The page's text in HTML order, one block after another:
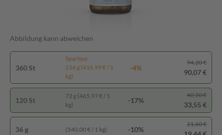
Abbildung kann abweichen
360 St
Spartipp
216 g (416,99 € / 1
kg)
-4%
94,20 €
90,07 €
120 St
72 g (465,97 € / 1
kg)
-17%
40,50 €
33,55 €
36 g (540,00 € / 1 kg) -10%
21,60 €